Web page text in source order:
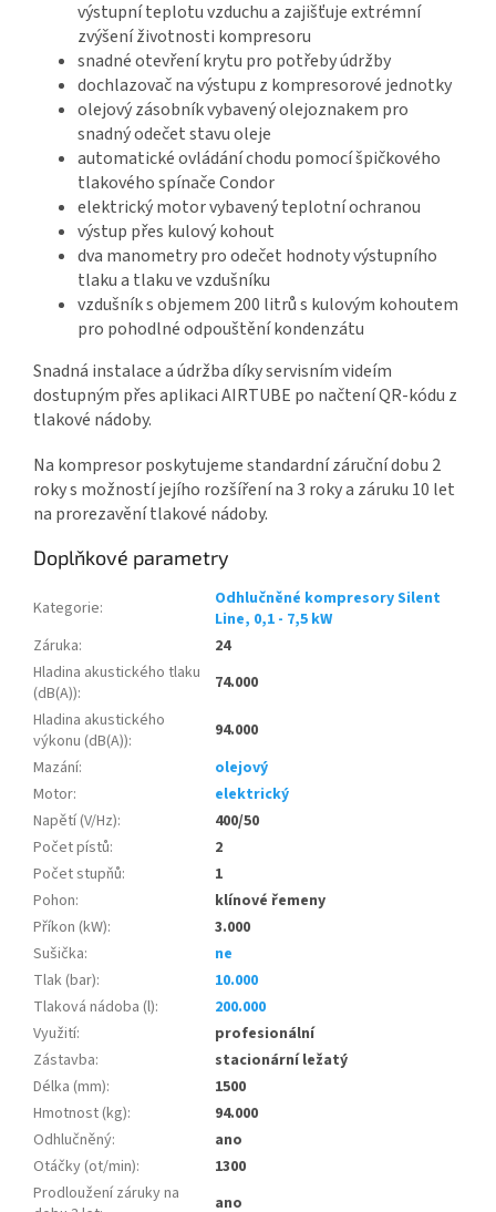
výstupní teplotu vzduchu a zajišťuje extrémní
zvýšení životnosti kompresoru
snadné otevření krytu pro potřeby údržby
dochlazovač na výstupu z kompresorové jednotky
olejový zásobník vybavený olejoznakem pro
snadný odečet stavu oleje
automatické ovládání chodu pomocí špičkového
tlakového spínače Condor
elektrický motor vybavený teplotní ochranou
výstup přes kulový kohout
dva manometry pro odečet hodnoty výstupního
tlaku a tlaku ve vzdušníku
vzdušník s objemem 200 litrů s kulovým kohoutem
pro pohodlné odpouštění kondenzátu
Snadná instalace a údržba díky servisním videím
dostupným přes aplikaci AIRTUBE po načtení QR-kódu z
tlakové nádoby.
Na kompresor poskytujeme standardní záruční dobu 2
roky s možností jejího rozšíření na 3 roky a záruku 10 let
na prorezavění tlakové nádoby.
Doplňkové parametry
Kategorie:
Odhlučněné kompresory Silent
Line, 0,1 - 7,5 kW
Záruka:
24
Hladina akustického tlaku
(dB(A)):
74.000
Hladina akustického
výkonu (dB(A)):
94.000
Mazání:
olejový
Motor:
elektrický
Napětí (V/Hz):
400/50
Počet pístů:
2
Počet stupňů:
1
Pohon:
klínové řemeny
Příkon (kW):
3.000
Sušička:
ne
Tlak (bar):
10.000
Tlaková nádoba (l):
200.000
Využití:
profesionální
Zástavba:
stacionární ležatý
Délka (mm):
1500
Hmotnost (kg):
94.000
Odhlučněný:
ano
Otáčky (ot/min):
1300
Prodloužení záruky na
ano